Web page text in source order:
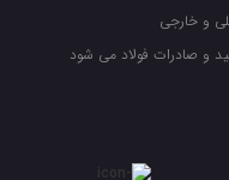
و خارجی
و صادرات فولاد می شود